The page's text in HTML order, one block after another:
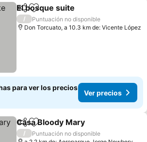
CompartirAñadir a favoritos
El bosque suite
/
Puntuación no disponible
Don Torcuato, a 10.3 km de: Vicente López
para ver los precios
Ver precios
CompartirAñadir a favoritos
Casa Bloody Mary
/
Puntuación no disponible